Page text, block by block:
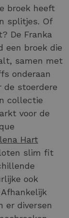
broek heeft
splitjes. Of
De Franka
een broek die
samen met
onderaan
de stoerdere
collectie
voor de
Hart
slim fit
ook
er diversen